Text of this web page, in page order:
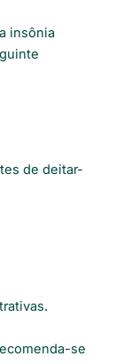
insônia
de deitar-
se